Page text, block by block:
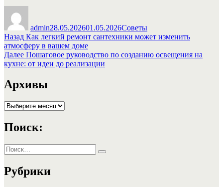
admin28.05.202601.05.2026Советы
Навигация
по
записям
Назад Предыдущая
запись:
Как легкий ремонт сантехники может изменить
атмосферу в вашем доме
Далее Следующая
запись:
Пошаговое руководство по созданию освещения на
кухне: от идеи до реализации
Архивы
Архивы
Поиск:
Искать:
Поиск
Рубрики